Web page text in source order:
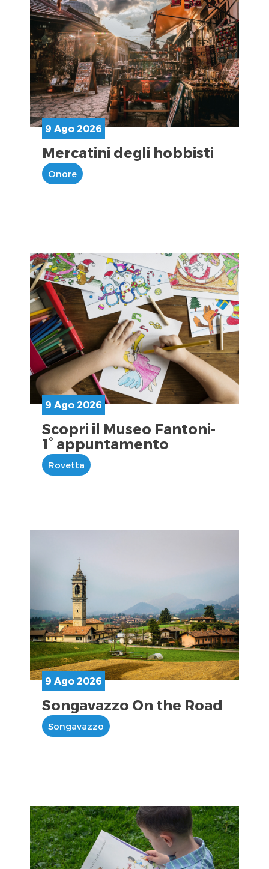
9 Ago 2026
Mercatini degli hobbisti
Onore
9 Ago 2026
Scopri il Museo Fantoni-
1° appuntamento
Rovetta
9 Ago 2026
Songavazzo On the Road
Songavazzo